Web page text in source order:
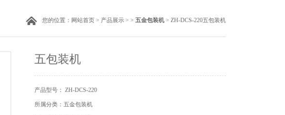
您的位置： 网站首页 > 产品展示 > > 五金包装机 > ZH-DCS-220五包装机
五包装机
产品型号： ZH-DCS-220
所属分类：五金包装机